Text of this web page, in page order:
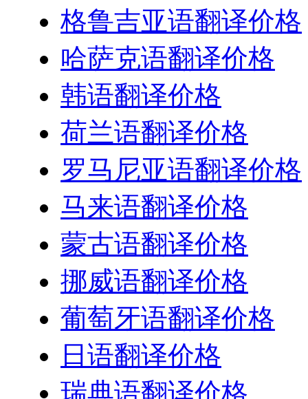
格鲁吉亚语翻译价格
哈萨克语翻译价格
韩语翻译价格
荷兰语翻译价格
罗马尼亚语翻译价格
马来语翻译价格
蒙古语翻译价格
挪威语翻译价格
葡萄牙语翻译价格
日语翻译价格
瑞典语翻译价格